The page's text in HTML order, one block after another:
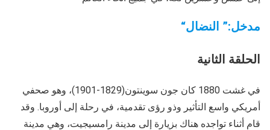
مدخل:” النضال“
الحلقة الثانية
في غشت 1880 كان جون سوينتون(1829-1901)، وهو صحفي
أمريكي واسع التأثير وذو رؤى تقدمية، في رحلة إلى أوروبا. وقد
قام أثناء تواجده هناك بزيارة إلى مدينة رامسيجيت، وهي مدينة